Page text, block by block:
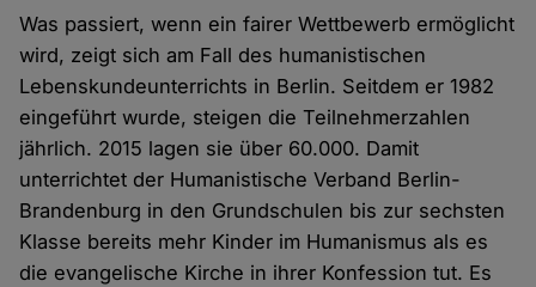
Was passiert, wenn ein fairer Wettbewerb ermöglicht
wird, zeigt sich am Fall des humanistischen
Lebenskundeunterrichts in Berlin. Seitdem er 1982
eingeführt wurde, steigen die Teilnehmerzahlen
jährlich. 2015 lagen sie über 60.000. Damit
unterrichtet der Humanistische Verband Berlin-
Brandenburg in den Grundschulen bis zur sechsten
Klasse bereits mehr Kinder im Humanismus als es
die evangelische Kirche in ihrer Konfession tut. Es